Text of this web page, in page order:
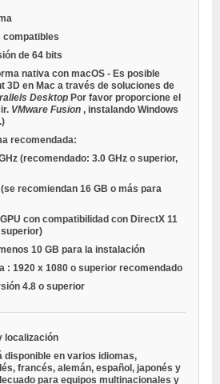
compatibles
de 64 bits
nativa con macOS - Es posible
3D en Mac a través de soluciones de
Desktop Por favor proporcione el
VMware Fusion , instalando Windows
recomendada:
(recomendado: 3.0 GHz o superior,
recomiendan 16 GB o más para
con compatibilidad con DirectX 11
10 GB para la instalación
: 1920 x 1080 o superior recomendado
4.8 o superior
localización
disponible en varios idiomas,
francés, alemán, español, japonés y
para equipos multinacionales y